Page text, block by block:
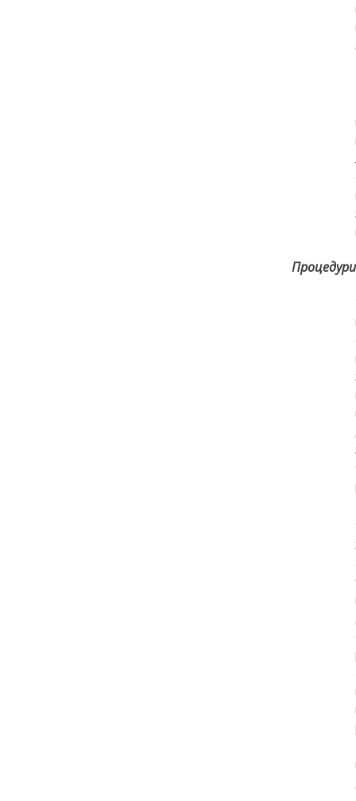
Процедури